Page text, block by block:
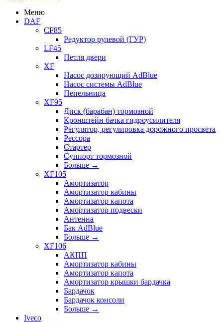
Меню
DAF
CF85
Редуктор рулевой (ГУР)
LF45
Петля двери
XF
Насос дозирующий AdBlue
Насос системы AdBlue
Пепельница
XF95
Диск (барабан) тормозной
Кронштейн бачка гидроусилителя
Регулятор, регулировка дорожного просвета
Рессора
Стартер
Суппорт тормозной
Больше →
XF105
Амортизатор
Амортизатор кабины
Амортизатор капота
Амортизатор подвески
Антенна
Бак AdBlue
Больше →
XF106
АКПП
Амортизатор кабины
Амортизатор капота
Амортизатор крышки бардачка
Бардачок
Бардачок консоли
Больше →
Iveco